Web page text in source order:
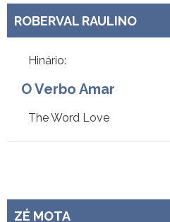
ROBERVAL RAULINO
Hinário:
O Verbo Amar
The Word Love
ZÉ MOTA